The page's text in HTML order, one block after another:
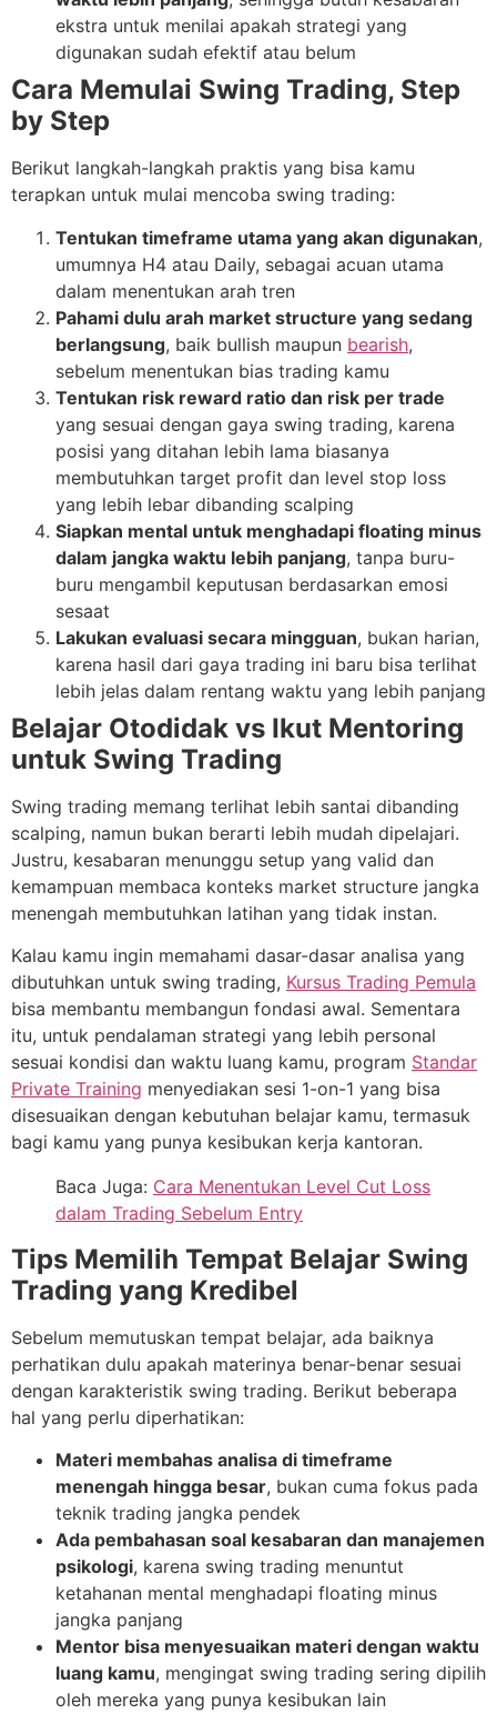
ekstra untuk menilai apakah strategi yang
digunakan sudah efektif atau belum
Cara Memulai Swing Trading, Step
by Step
Berikut langkah-langkah praktis yang bisa kamu
terapkan untuk mulai mencoba swing trading:
Tentukan timeframe utama yang akan digunakan,
umumnya H4 atau Daily, sebagai acuan utama
dalam menentukan arah tren
Pahami dulu arah market structure yang sedang
berlangsung, baik bullish maupun bearish,
sebelum menentukan bias trading kamu
Tentukan risk reward ratio dan risk per trade
yang sesuai dengan gaya swing trading, karena
posisi yang ditahan lebih lama biasanya
membutuhkan target profit dan level stop loss
yang lebih lebar dibanding scalping
Siapkan mental untuk menghadapi floating minus
dalam jangka waktu lebih panjang, tanpa buru-
buru mengambil keputusan berdasarkan emosi
sesaat
Lakukan evaluasi secara mingguan, bukan harian,
karena hasil dari gaya trading ini baru bisa terlihat
lebih jelas dalam rentang waktu yang lebih panjang
Belajar Otodidak vs Ikut Mentoring
untuk Swing Trading
Swing trading memang terlihat lebih santai dibanding
scalping, namun bukan berarti lebih mudah dipelajari.
Justru, kesabaran menunggu setup yang valid dan
kemampuan membaca konteks market structure jangka
menengah membutuhkan latihan yang tidak instan.
Kalau kamu ingin memahami dasar-dasar analisa yang
dibutuhkan untuk swing trading, Kursus Trading Pemula
bisa membantu membangun fondasi awal. Sementara
itu, untuk pendalaman strategi yang lebih personal
sesuai kondisi dan waktu luang kamu, program Standar
Private Training menyediakan sesi 1-on-1 yang bisa
disesuaikan dengan kebutuhan belajar kamu, termasuk
bagi kamu yang punya kesibukan kerja kantoran.
Baca Juga: Cara Menentukan Level Cut Loss
dalam Trading Sebelum Entry
Tips Memilih Tempat Belajar Swing
Trading yang Kredibel
Sebelum memutuskan tempat belajar, ada baiknya
perhatikan dulu apakah materinya benar-benar sesuai
dengan karakteristik swing trading. Berikut beberapa
hal yang perlu diperhatikan:
Materi membahas analisa di timeframe
menengah hingga besar, bukan cuma fokus pada
teknik trading jangka pendek
Ada pembahasan soal kesabaran dan manajemen
psikologi, karena swing trading menuntut
ketahanan mental menghadapi floating minus
jangka panjang
Mentor bisa menyesuaikan materi dengan waktu
luang kamu, mengingat swing trading sering dipilih
oleh mereka yang punya kesibukan lain